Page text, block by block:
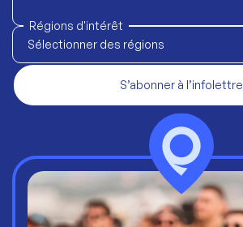
Régions d'intérêt
Sélectionner des régions
S’abonner à l’infolettre